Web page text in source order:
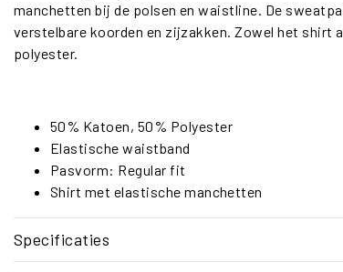
manchetten bij de polsen en waistline. De
verstelbare koorden en zijzakken. Zowel het shirt
polyester.
50% Katoen, 50% Polyester
Elastische waistband
Pasvorm: Regular fit
Shirt met elastische manchetten
Specificaties